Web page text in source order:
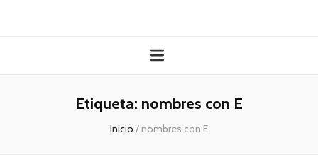
Etiqueta: nombres con E
Inicio / nombres con E